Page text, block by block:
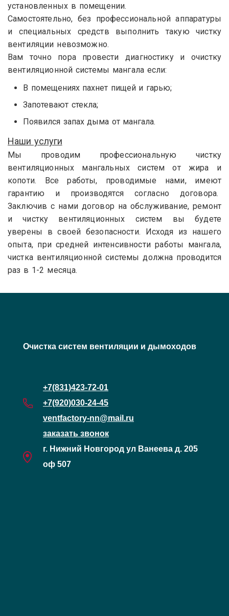
установленных в помещении.
Самостоятельно, без профессиональной аппаратуры
и специальных средств выполнить такую чистку
вентиляции невозможно.
Вам точно пора провести диагностику и очистку
вентиляционной системы мангала если:
В помещениях пахнет пищей и гарью;
Запотевают стекла;
Появился запах дыма от мангала.
Наши услуги
Мы проводим профессиональную чистку
вентиляционных мангальных систем от жира и
копоти. Все работы, проводимые нами, имеют
гарантию и производятся согласно договора.
Заключив с нами договор на обслуживание, ремонт
и чистку вентиляционных систем вы будете
уверены в своей безопасности. Исходя из нашего
опыта, при средней интенсивности работы мангала,
чистка вентиляционной системы должна проводится
раз в 1-2 месяца.
Очистка систем вентиляции и дымоходов
+7(831)423-72-01
+7(920)030-24-45
ventfactory-nn@mail.ru
заказать звонок
г. Нижний Новгород ул Ванеева д. 205
оф 507